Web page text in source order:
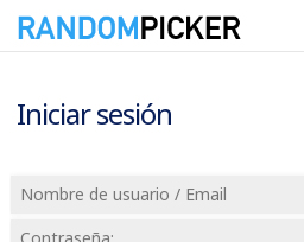
Iniciar sesión